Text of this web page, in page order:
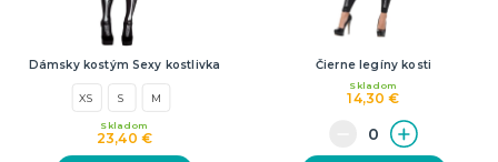
Dámsky kostým Sexy kostlivka
XS S M
23,40 €
Skladom
Čierne legíny kosti
14,30 €
Skladom